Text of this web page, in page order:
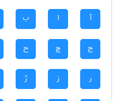
آ ا ب
ج چ ح
ر ز ژ